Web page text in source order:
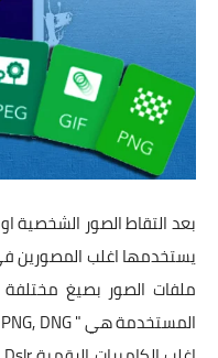
بعد التقاط الصور الشخصية
يستخدمها اغلب المصورين
ملفات الصور بصيغ